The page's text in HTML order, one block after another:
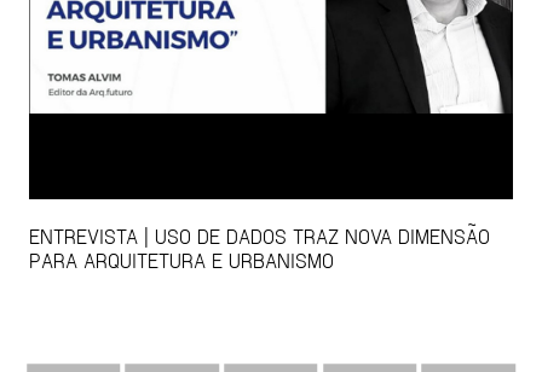
ENTREVISTA | USO DE DADOS TRAZ NOVA DIMENSÃO
PARA ARQUITETURA E URBANISMO